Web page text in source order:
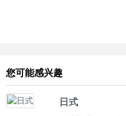
您可能感兴趣
日式